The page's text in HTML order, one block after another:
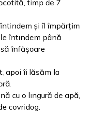
timp de 7
și îl împărțim
întindem până
înfășoare
apoi îi lăsăm la
cu o lingură de apă,
covridog.